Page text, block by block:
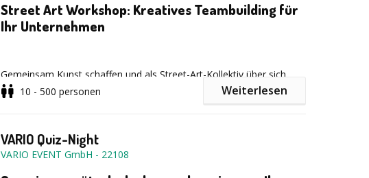
Street Art Workshop: Kreatives Teambuilding für
Ihr Unternehmen
Gemeinsam Kunst schaffen und als Street-Art-Kollektiv über sich
hinauswachsen! Tauschen Sie den Meetingraumgegen ein kreatives
Unter Anleitung erfahrener Künstler entsteht in unserem Street Art
Workshop ein einzigartiges Gemeinschaftskunstwerk – mit Farbe,
10 - 500 personen Weiterlesen
VARIO Quiz-Night
VARIO EVENT GmbH - 22108